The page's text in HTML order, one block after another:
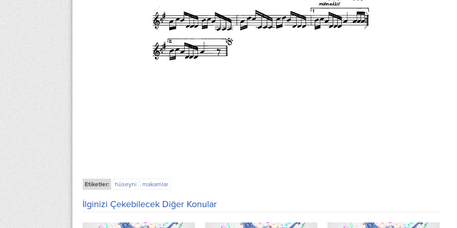
Etiketler: hüseyni makamlar
İlginizi Çekebilecek Diğer Konular